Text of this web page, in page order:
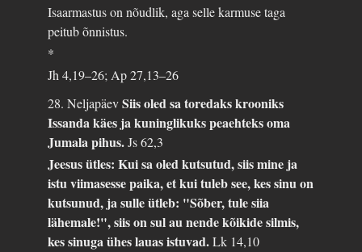
Isaarmastus on nõudlik, aga selle karmuse taga
peitub õnnistus.
*
Jh 4,19–26; Ap 27,13–26
28. NeljapäevSiis oled sa toredaks krooniks
Issanda käes ja kuninglikuks peaehteks oma
Jumala pihus.Js 62,3
Jeesus ütles: Kui sa oled kutsutud, siis mine ja
istu viimasesse paika, et kui tuleb see, kes sinu on
kutsunud, ja sulle ütleb: "Sõber, tule siia
lähemale!", siis on sul au nende kõikide silmis,
kes sinuga ühes lauas istuvad.Lk 14,10